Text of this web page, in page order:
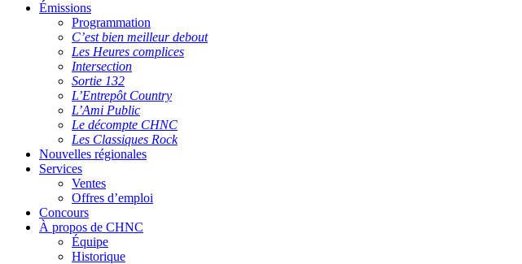
Émissions
Programmation
C’est bien meilleur debout
Les Heures complices
Intersection
Sortie 132
L’Entrepôt Country
L’Ami Public
Le décompte CHNC
Les Classiques Rock
Nouvelles régionales
Services
Ventes
Offres d’emploi
Concours
À propos de CHNC
Équipe
Historique